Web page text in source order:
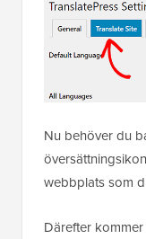
Nu behöver du
webbplats som
Därefter